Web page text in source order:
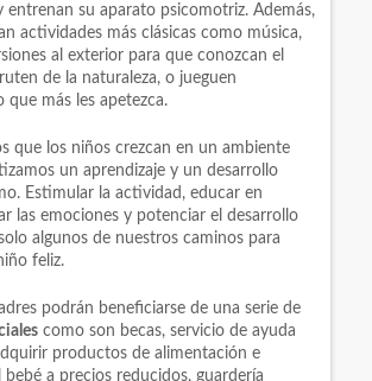
entrenan su aparato psicomotriz. Además,
actividades más clásicas como música,
al exterior para que conozcan el
de la naturaleza, o jueguen
que más les apetezca.
que los niños crezcan en un ambiente
un aprendizaje y un desarrollo
Estimular la actividad, educar en
las emociones y potenciar el desarrollo
algunos de nuestros caminos para
feliz.
podrán beneficiarse de una serie de
como son becas, servicio de ayuda
productos de alimentación e
bebé a precios reducidos, guardería